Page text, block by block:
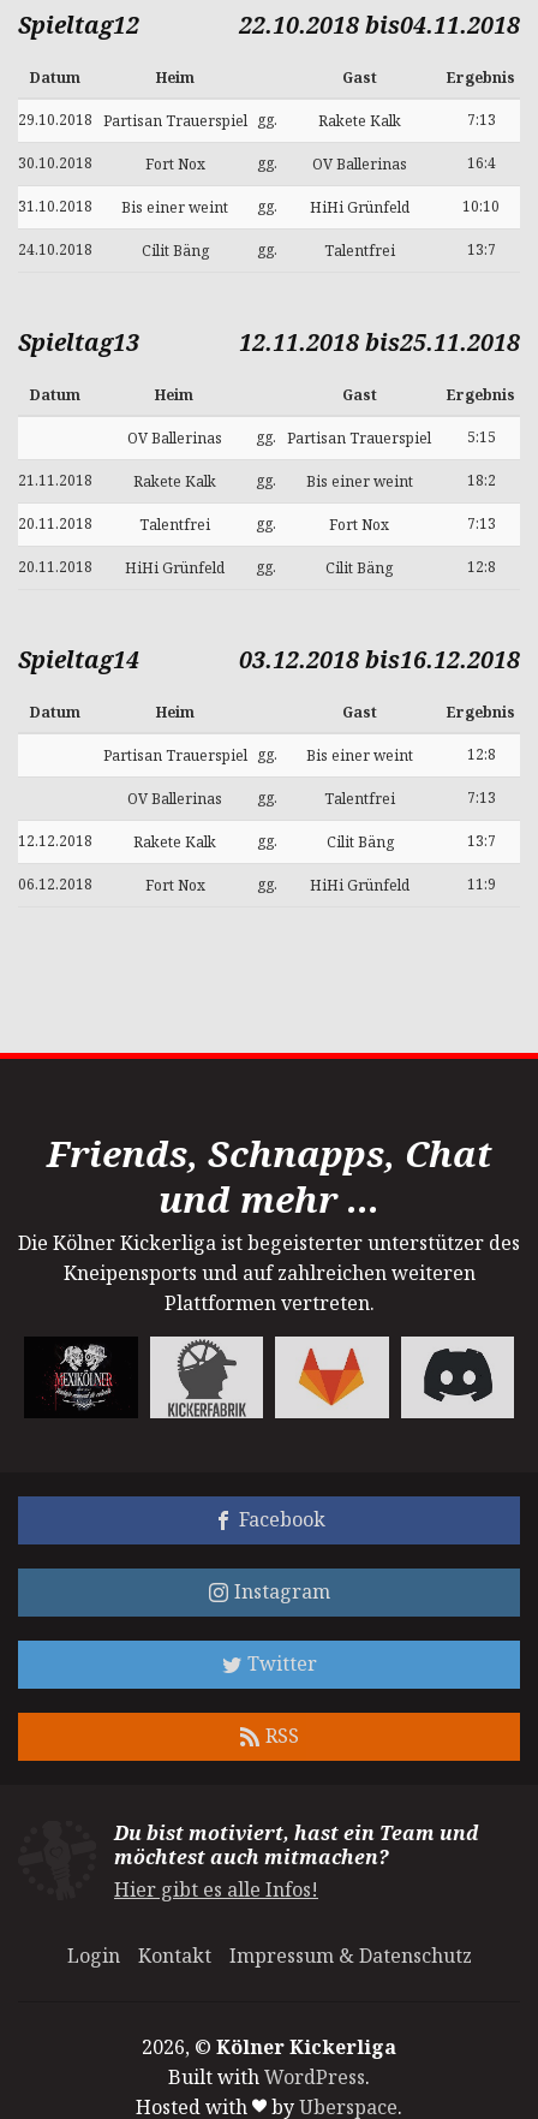
Spieltag12 22.10.2018 bis04.11.2018
Datum Heim Gast Ergebnis
29.10.2018 Partisan Trauerspiel gg. Rakete Kalk 7:13
30.10.2018 Fort Nox gg. OV Ballerinas 16:4
31.10.2018 Bis einer weint gg. HiHi Grünfeld 10:10
24.10.2018 Cilit Bäng gg. Talentfrei 13:7
Spieltag13 12.11.2018 bis25.11.2018
Datum Heim Gast Ergebnis
OV Ballerinas gg. Partisan Trauerspiel 5:15
21.11.2018 Rakete Kalk gg. Bis einer weint 18:2
20.11.2018 Talentfrei gg. Fort Nox 7:13
20.11.2018 HiHi Grünfeld gg. Cilit Bäng 12:8
Spieltag14 03.12.2018 bis16.12.2018
Datum Heim Gast Ergebnis
Partisan Trauerspiel gg. Bis einer weint 12:8
OV Ballerinas gg. Talentfrei 7:13
12.12.2018 Rakete Kalk gg. Cilit Bäng 13:7
06.12.2018 Fort Nox gg. HiHi Grünfeld 11:9
Friends, Schnapps, Chat
und mehr ...
Die Kölner Kickerliga ist begeisterter unterstützer des
Kneipensports und auf zahlreichen weiteren
Plattformen vertreten.
Facebook
Instagram
Twitter
RSS
Du bist motiviert, hast ein Team und
möchtest auch mitmachen?
Hier gibt es alle Infos!
Login Kontakt Impressum & Datenschutz
2026, © Kölner Kickerliga
Built withWordPress.
Hosted with
byUberspace.